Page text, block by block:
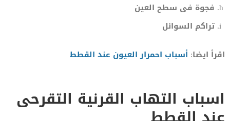
فجوة فى سطح العين
تراكم السوائل
اقرأ ايضا: أسباب احمرار العيون عند القطط
اسباب التهاب القرنية التقرحى